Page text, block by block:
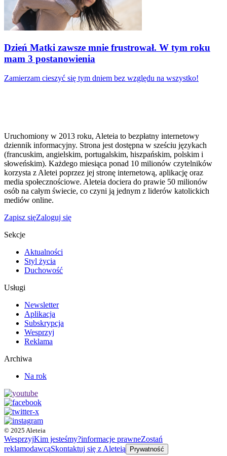
Dzień Matki zawsze mnie frustrował. W tym roku
mam 3 postanowienia
Zamierzam cieszyć się tym dniem bez względu na wszystko!
Uruchomiony w 2013 roku, Aleteia to bezpłatny internetowy
dziennik informacyjny. Strona jest dostępna w sześciu językach
(francuskim, angielskim, portugalskim, hiszpańskim, polskim i
słoweńskim). Każdego miesiąca ponad 10 milionów czytelników
korzysta z Aletei poprzez jej stronę internetową, aplikację oraz
media społecznościowe. Aleteia dociera do prawie 50 milionów
osób na całym świecie, co czyni ją jednym z liderów katolickich
mediów online.
Zapisz sięZaloguj się
Sekcje
Aktualności
Styl życia
Duchowość
Usługi
Newsletter
Aplikacja
Subskrypcja
Wesprzyj
Reklama
Archiwa
Na rok
© 2025 Aleteia
WesprzyjKim jesteśmy?informacje prawneZostań
reklamodawcąSkontaktuj się z Aleteią Prywatność